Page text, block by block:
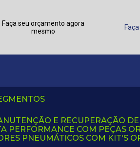
Faça seu orçamento agora
mesmo
E RECUPERAÇÃO
PERFORMANCE COM PEÇAS
PNEUMÁTICOS COM KIT'S